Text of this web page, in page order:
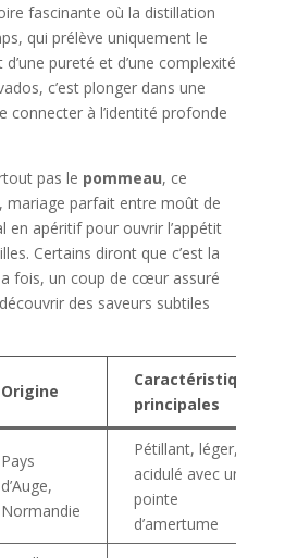
fascinante où la distillation
qui prélève uniquement le
pureté et d’une complexité
c’est plonger dans une
connecter à l’identité profonde
pas le pommeau, ce
mariage parfait entre moût de
en apéritif pour ouvrir l’appétit
Certains diront que c’est la
fois, un coup de cœur assuré
des saveurs subtiles
Origine
Caractéristiques
principales
Pays
d’Auge,
Normandie
Pétillant, léger,
acidulé avec une
pointe
d’amertume